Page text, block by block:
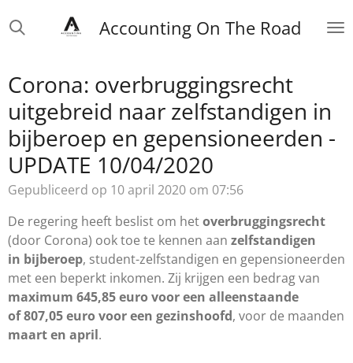
Ga
direct
hoofdinhoud
Accounting On The Road
Corona: overbruggingsrecht
uitgebreid naar zelfstandigen in
bijberoep en gepensioneerden -
UPDATE 10/04/2020
Gepubliceerd op 10 april 2020 om 07:56
De regering heeft beslist om hetoverbruggingsrecht
(door Corona) ook toe te kennen aan zelfstandigen
in bijberoep, student-zelfstandigen en gepensioneerden
met een beperkt inkomen. Zij krijgen een bedrag van
maximum 645,85 euro voor een alleenstaande
of 807,05 euro voor een gezinshoofd, voor de maanden
maart en april.